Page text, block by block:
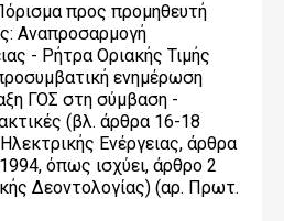
προς προμηθευτή
Αναπροσαρμογή
- Ρήτρα Οριακής Τιμής
ενημέρωση
ΓΟΣ στη σύμβαση -
(βλ. άρθρα 16-18
Ενέργειας, άρθρα
όπως ισχύει, άρθρο 2
Δεοντολογίας) (αρ. Πρωτ.